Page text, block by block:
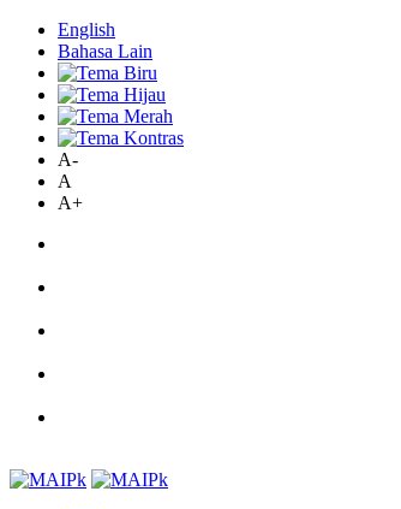
English
Bahasa Lain
A-
A
A+